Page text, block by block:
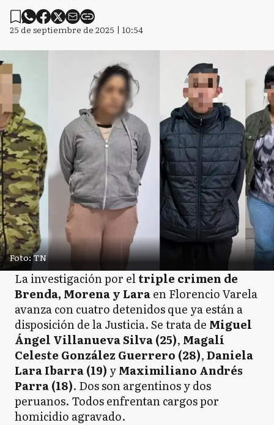
25 de septiembre de 2025 | 10:54
Foto: TN
La investigación por eltriple crimen de
Brenda, Morena y Laraen Florencio Varela
avanza con cuatro detenidos que ya están a
disposición de la Justicia. Se trata de Miguel
Ángel Villanueva Silva (25), Magalí
Celeste González Guerrero (28),Daniela
Lara Ibarra (19) yMaximiliano Andrés
Parra (18). Dos son argentinos y dos
peruanos. Todos enfrentan cargos por
homicidio agravado.